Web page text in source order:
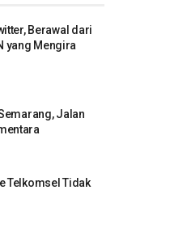
Berawal dari
yang Mengira
Jalan
Telkomsel Tidak